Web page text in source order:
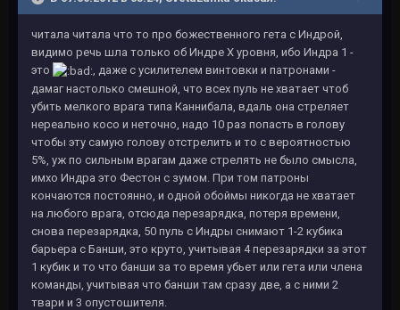
читала читала что то про божественного гета с Индрой,
видимо речь шла только об Индре Х уровня, ибо Индра 1 -
это
, даже с усилителем винтовки и патронами -
дамаг настолько смешной, что всех пуль не хватает чтоб
убить мелкого врага типа Каннибала, вдаль она стреляет
нереально косо и неточно, надо 10 раз попасть в голову
чтобы эту самую голову отстрелить и то с вероятностью
5%, уж по сильным врагам даже стрелять не было смысла,
имхо Индра это Фестон с зумом. При том патроны
кончаются постоянно, и одной обоймы никогда не хватает
на любого врага, отсюда перезарядка, потеря времени,
снова перезарядка, 50 пуль с Индры снимают 1-2 кубика
барьера с Банши, это круто, учитывая 4 перезарядки за этот
1 кубик и то что банши за то время убьет или гета или члена
команды, учитывая что банши там сразу две, а с ними 2
твари и 3 опустошителя.